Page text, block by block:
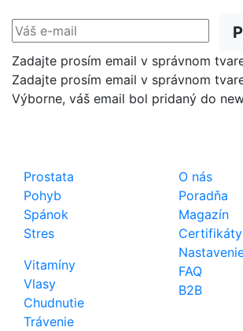
Zadajte prosím email v správnom
Zadajte prosím email v správnom
Výborne, váš email bol pridaný do
Prostata
Pohyb
Spánok
Stres
Vitamíny
Vlasy
Chudnutie
Trávenie
O nás
Poradňa
Magazín
Certifikáty
FAQ
B2B